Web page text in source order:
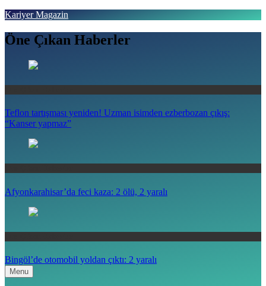
Skip
content
Kariyer Magazin
Haberin doğru adresi
Öne Çıkan Haberler
Teflon tartışması yeniden! Uzman isimden ezberbozan çıkış:
“Kanser yapmaz”
Afyonkarahisar’da feci kaza: 2 ölü, 2 yaralı
Bingöl’de otomobil yoldan çıktı: 2 yaralı
Menu